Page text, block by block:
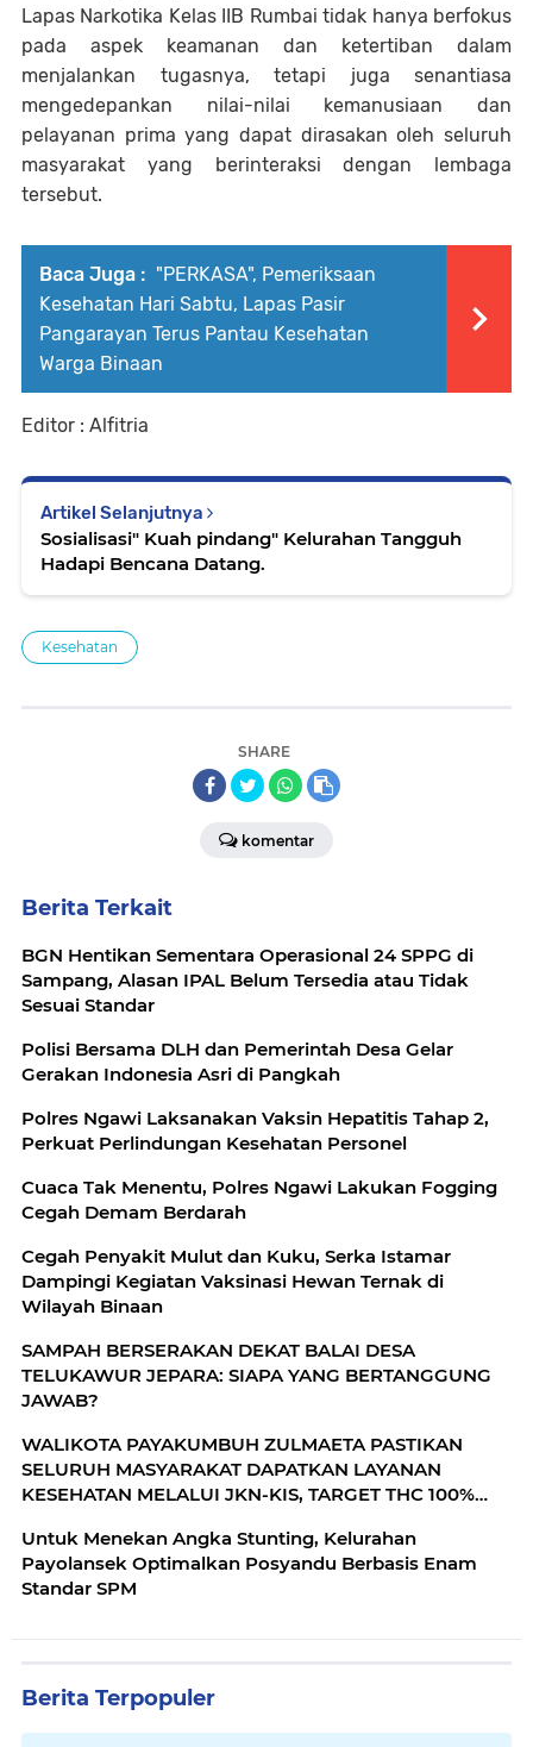
Lapas Narkotika Kelas IIB Rumbai tidak hanya berfokus
pada aspek keamanan dan ketertiban dalam
menjalankan tugasnya, tetapi juga senantiasa
mengedepankan nilai-nilai kemanusiaan dan
pelayanan prima yang dapat dirasakan oleh seluruh
masyarakat yang berinteraksi dengan lembaga
tersebut.
Baca Juga : "PERKASA", Pemeriksaan
Kesehatan Hari Sabtu, Lapas Pasir
Pangarayan Terus Pantau Kesehatan
Warga Binaan
Editor : Alfitria
Artikel Selanjutnya
Sosialisasi" Kuah pindang" Kelurahan Tangguh
Hadapi Bencana Datang.
Kesehatan
SHARE
komentar
Berita Terkait
BGN Hentikan Sementara Operasional 24 SPPG di
Sampang, Alasan IPAL Belum Tersedia atau Tidak
Sesuai Standar
Polisi Bersama DLH dan Pemerintah Desa Gelar
Gerakan Indonesia Asri di Pangkah
Polres Ngawi Laksanakan Vaksin Hepatitis Tahap 2,
Perkuat Perlindungan Kesehatan Personel
Cuaca Tak Menentu, Polres Ngawi Lakukan Fogging
Cegah Demam Berdarah
Cegah Penyakit Mulut dan Kuku, Serka Istamar
Dampingi Kegiatan Vaksinasi Hewan Ternak di
Wilayah Binaan
SAMPAH BERSERAKAN DEKAT BALAI DESA
TELUKAWUR JEPARA: SIAPA YANG BERTANGGUNG
JAWAB?
WALIKOTA PAYAKUMBUH ZULMAETA PASTIKAN
SELURUH MASYARAKAT DAPATKAN LAYANAN
KESEHATAN MELALUI JKN-KIS, TARGET THC 100%
Untuk Menekan Angka Stunting, Kelurahan
Payolansek Optimalkan Posyandu Berbasis Enam
Standar SPM
Berita Terpopuler